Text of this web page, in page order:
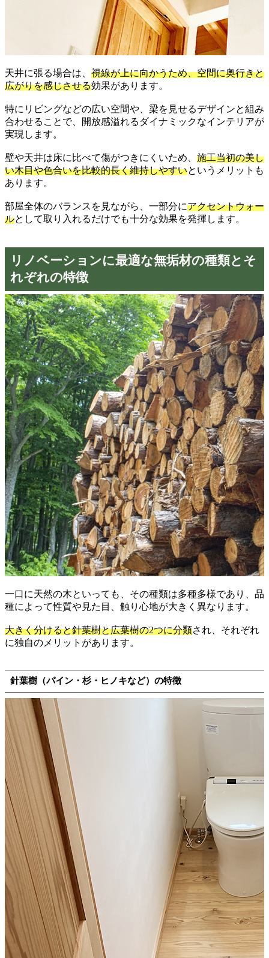
天井に張る場合は、 視線が上に向かうため、空間に奥行きと
広がりを感じさせる効果があります。
特にリビングなどの広い空間や、梁を見せるデザインと組み
合わせることで、開放感溢れるダイナミックなインテリアが
実現します。
壁や天井は床に比べて傷がつきにくいため、 施工当初の美し
い木目や色合いを比較的長く維持しやすいというメリットも
あります。
部屋全体のバランスを見ながら、一部分にアクセントウォー
ルとして取り入れるだけでも十分な効果を発揮します。
リノベーションに最適な無垢材の種類とそ
れぞれの特徴
一口に天然の木といっても、その種類は多種多様であり、品
種によって性質や見た目、触り心地が大きく異なります。
大きく分けると針葉樹と広葉樹の2つに分類され、それぞれ
に独自のメリットがあります。
針葉樹（パイン・杉・ヒノキなど）の特徴